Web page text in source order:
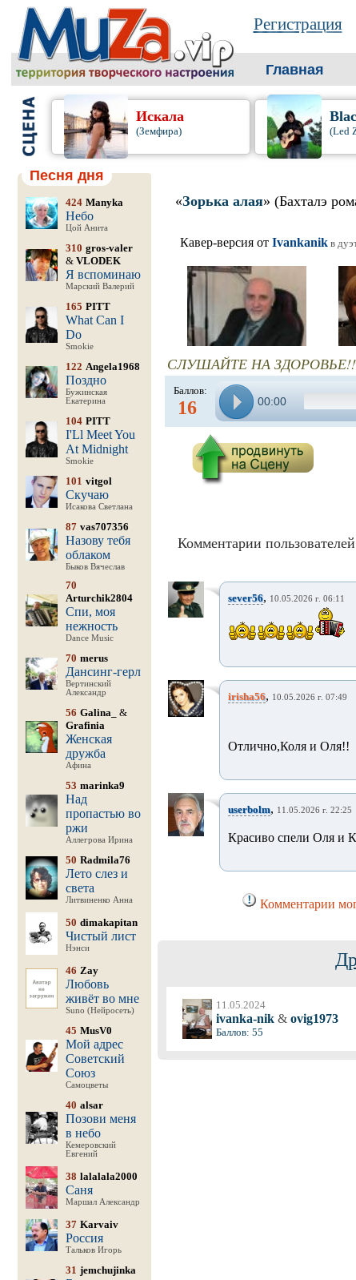
Регистрация
Главная
Искала
(Земфира) (Led
Песня дня
424 Manyka
Небо
Цой Анита
310 gros-valer
& VLODEK
Я вспоминаю
Марский Валерий
165 PITT
What Can I
Do
Smokie
122 Angela1968
Поздно
Бужинская
Екатерина
104 PITT
I'Ll Meet You
At Midnight
Smokie
101 vitgol
Скучаю
Исакова Светлана
87 vas707356
Назову тебя
облаком
Быков Вячеслав
70
Arturchik2804
Спи, моя
нежность
Dance Music
70 merus
Дансинг-герл
Вертинский
Александр
56 Galina_
&
Grafinia
Женская
дружба
Афина
53 marinka9
Над
пропастью во
ржи
Аллегрова Ирина
50 Radmila76
Лето слез и
света
Литвиненко Анна
50 dimakapitan
Чистый лист
Нэнси
46 Zay
Любовь
живёт во мне
Suno (Нейросеть)
45 MusV0
Мой адрес
Советский
Союз
Самоцветы
40 alsar
Позови меня
в небо
Кемеровский
Евгений
38 lalalala2000
Саня
Маршал Александр
37 Karvaiv
Россия
Тальков Игорь
31 jemchujinka
«Зорька алая» (Бахталэ
Кавер-версия от Ivankanik в
СЛУШАЙТЕ НА
Баллов:
16 00:00
Комментарии
sever56, 10.05.2026 г. 06:11
irisha56, 10.05.2026 г. 07:49
Отлично,Коля и Оля!!
userbolm, 11.05.2026 г. 22:25
Красиво спели Оля и
Комментарии
11.05.2024
ivanka-nik & ovig1973
Баллов: 55